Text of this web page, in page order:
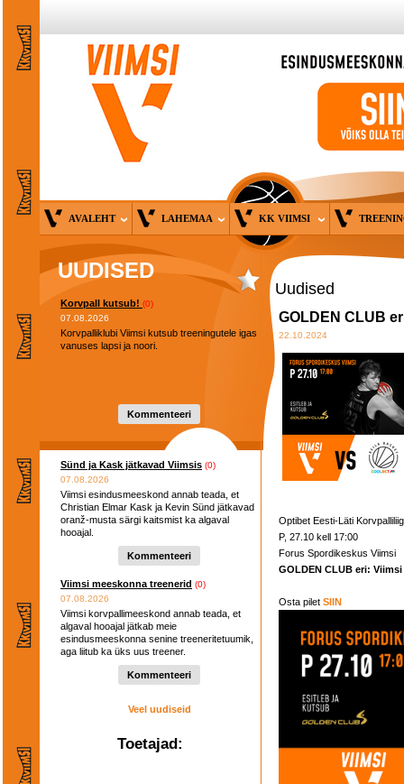
AVALEHT LAHEMAA KK VIIMSI
UUDISED
Korvpall kutsub! (0)
07.08.2026
Korvpalliklubi Viimsi kutsub treeningutele igas
vanuses lapsi ja noori.
Kommenteeri
Sünd ja Kask jätkavad Viimsis (0)
07.08.2026
Viimsi esindusmeeskond annab teada, et
Christian Elmar Kask ja Kevin Sünd jätkavad
oranž-musta särgi kaitsmist ka algaval
hooajal.
Kommenteeri
Viimsi meeskonna treenerid (0)
07.08.2026
Viimsi korvpallimeeskond annab teada, et
algaval hooajal jätkab meie
esindusmeeskonna senine treeneritetuumik,
aga liitub ka üks uus treener.
Kommenteeri
Veel uudiseid
Toetajad:
Uudised
GOLDEN CLUB
22.10.2024
Optibet Eesti-Läti
P, 27.10 kell 17:00
Forus Spordikeskus Viimsi
GOLDEN CLUB eri:
Osta pilet SIIN